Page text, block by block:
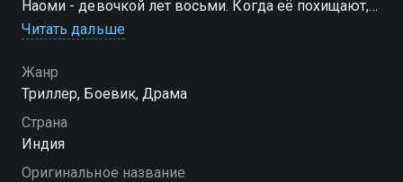
Наоми - девочкой лет восьми. Когда её похищают,
он впадает в ярость и отправляется её вернуть
Читать дальше
Жанр
Триллер, Боевик, Драма
Страна
Индия
Оригинальное название